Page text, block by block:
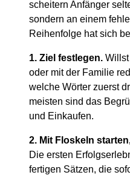
scheitern Anfänger
sondern an einem
Reihenfolge hat sich
1. Ziel festlegen.
oder mit der Familie
welche Wörter zuerst
meisten sind das
und Einkaufen.
2. Mit Floskeln
Die ersten
fertigen Sätzen, die